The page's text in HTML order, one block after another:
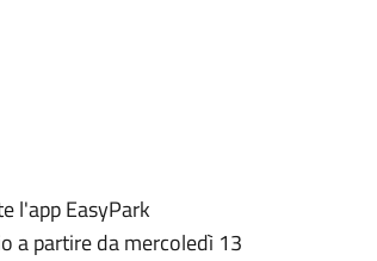
l'app EasyPark
a partire da mercoledì 13